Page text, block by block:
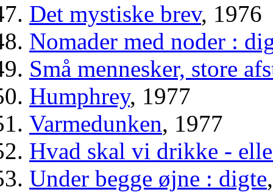
Det mystiske brev, 1976
Nomader med noder :
Små mennesker, store
Humphrey, 1977
Varmedunken, 1977
Hvad skal vi drikke -
Under begge øjne : digte